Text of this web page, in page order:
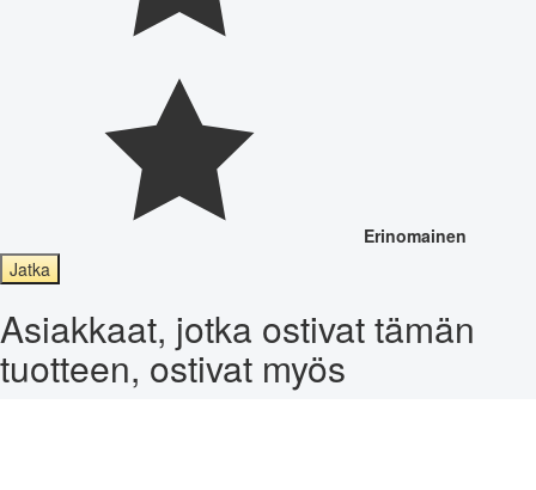
Erinomainen
Jatka
Asiakkaat, jotka ostivat tämän
tuotteen, ostivat myös